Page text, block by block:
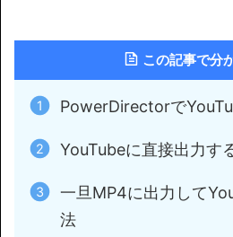
この記事で分
PowerDirectorで
YouTubeに直接出力す
一旦MP4に出力して
法